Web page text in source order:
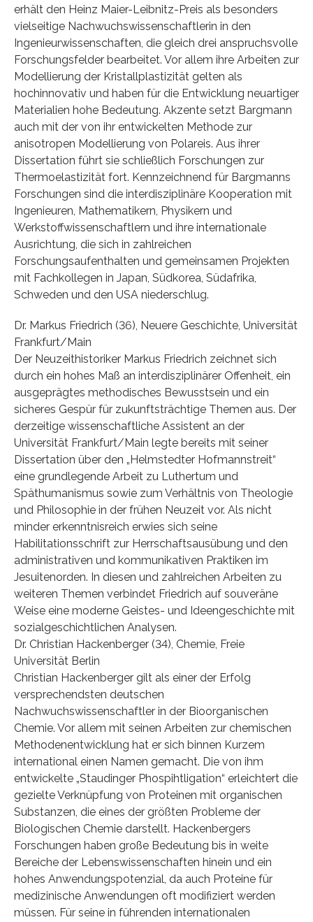
erhält den Heinz Maier-Leibnitz-Preis als besonders
vielseitige Nachwuchswissenschaftlerin in den
Ingenieurwissenschaften, die gleich drei anspruchsvolle
Forschungsfelder bearbeitet. Vor allem ihre Arbeiten zur
Modellierung der Kristallplastizität gelten als
hochinnovativ und haben für die Entwicklung neuartiger
Materialien hohe Bedeutung. Akzente setzt Bargmann
auch mit der von ihr entwickelten Methode zur
anisotropen Modellierung von Polareis. Aus ihrer
Dissertation führt sie schließlich Forschungen zur
Thermoelastizität fort. Kennzeichnend für Bargmanns
Forschungen sind die interdisziplinäre Kooperation mit
Ingenieuren, Mathematikern, Physikern und
Werkstoffwissenschaftlern und ihre internationale
Ausrichtung, die sich in zahlreichen
Forschungsaufenthalten und gemeinsamen Projekten
mit Fachkollegen in Japan, Südkorea, Südafrika,
Schweden und den USA niederschlug.
Dr. Markus Friedrich (36), Neuere Geschichte, Universität
Frankfurt/Main
Der Neuzeithistoriker Markus Friedrich zeichnet sich
durch ein hohes Maß an interdisziplinärer Offenheit, ein
ausgeprägtes methodisches Bewusstsein und ein
sicheres Gespür für zukunftsträchtige Themen aus. Der
derzeitige wissenschaftliche Assistent an der
Universität Frankfurt/Main legte bereits mit seiner
Dissertation über den „Helmstedter Hofmannstreit“
eine grundlegende Arbeit zu Luthertum und
Späthumanismus sowie zum Verhältnis von Theologie
und Philosophie in der frühen Neuzeit vor. Als nicht
minder erkenntnisreich erwies sich seine
Habilitationsschrift zur Herrschaftsausübung und den
administrativen und kommunikativen Praktiken im
Jesuitenorden. In diesen und zahlreichen Arbeiten zu
weiteren Themen verbindet Friedrich auf souveräne
Weise eine moderne Geistes- und Ideengeschichte mit
sozialgeschichtlichen Analysen.
Dr. Christian Hackenberger (34), Chemie, Freie
Universität Berlin
Christian Hackenberger gilt als einer der Erfolg
versprechendsten deutschen
Nachwuchswissenschaftler in der Bioorganischen
Chemie. Vor allem mit seinen Arbeiten zur chemischen
Methodenentwicklung hat er sich binnen Kurzem
international einen Namen gemacht. Die von ihm
entwickelte „Staudinger Phospihtligation“ erleichtert die
gezielte Verknüpfung von Proteinen mit organischen
Substanzen, die eines der größten Probleme der
Biologischen Chemie darstellt. Hackenbergers
Forschungen haben große Bedeutung bis in weite
Bereiche der Lebenswissenschaften hinein und ein
hohes Anwendungspotenzial, da auch Proteine für
medizinische Anwendungen oft modifiziert werden
müssen. Für seine in führenden internationalen